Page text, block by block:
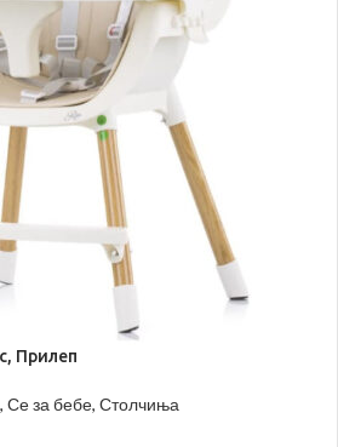
Прилеп
, Се за бебе, Столчиња